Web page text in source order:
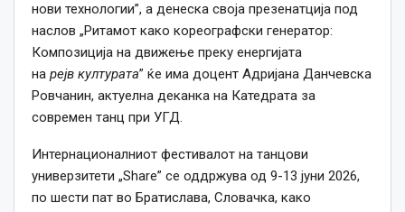
нови технологии”, а денеска своја презенатција под
наслов „Ритамот како кореографски генератор:
Композиција на движење преку енергијата
на рејв културата” ќе има доцент Адријана Данчевска
Ровчанин, актуелна деканка на Катедрата за
современ танц при УГД.
Интернационалниот фестивалот на танцови
универзитети „Share” се оддржува од 9-13 јуни 2026,
по шести пат во Братислава, Словачка, како